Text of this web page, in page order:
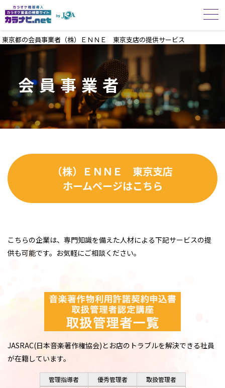
東京都の会員事業者（株）ＥＮＮＥ 東京支店の提供サービス
会員事業者
（株）ＥＮＮＥ 東京支店
ホームページはこちら
こちらの企業は、専門知識を備えた人材による下記サービスの提
供も可能です。お気軽にご相談ください。
JASRAC(日本音楽著作権協会)とお店のトラブルを解決できる社員
が在籍しています。
管理指導者 優秀管理者
取扱管理者